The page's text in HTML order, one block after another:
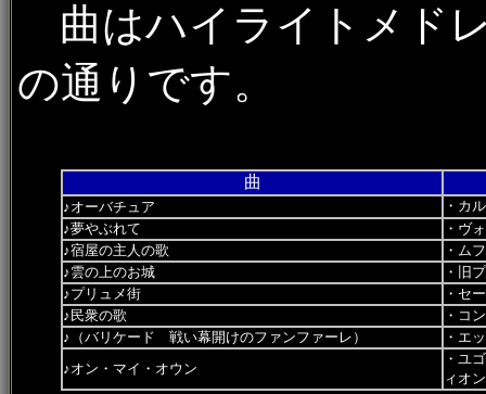
曲はハイライトメド
の通りです。
曲
♪オーバチュア
・カ
♪夢やぶれて
・ヴ
♪宿屋の主人の歌
・ム
♪雲の上のお城
・旧
♪プリュメ街
・セ
♪民衆の歌
・コ
♪（バリケード 戦い幕開けのファンファーレ）
・エ
♪オン・マイ・オウン
・
ィオン